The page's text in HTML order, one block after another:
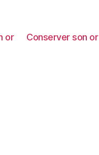
or Conserver son or